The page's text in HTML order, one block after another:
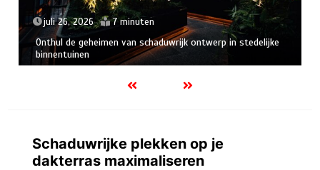
juli 26, 2026 7 minuten
Onthul de geheimen van schaduwrijk ontwerp in stedelijke
binnentuinen
Schaduwrijke plekken op je
dakterras maximaliseren